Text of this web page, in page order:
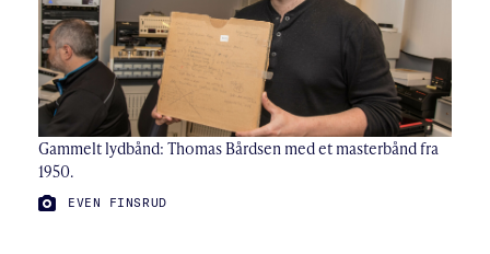
Gammelt lydbånd: Thomas Bårdsen med et masterbånd fra
1950.
FOTO:
EVEN FINSRUD